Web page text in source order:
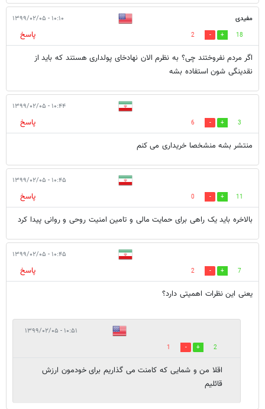
مفیدی ۱۰:۱۰ - ۱۳۹۹/۰۲/۰۵
18
2
پاسخ
اگر مردم نفروختند چی؟ به نظرم الان نهادخای پولداری هستند که باید از
نقدینگی شون استفاده بشه
۱۰:۴۴ - ۱۳۹۹/۰۲/۰۵
3
6
پاسخ
منتشر بشه منشخصا خریداری می کنم
۱۰:۴۵ - ۱۳۹۹/۰۲/۰۵
11
0
پاسخ
بالاخره باید یک راهی برای حمایت مالی و تامین امنیت روحی و روانی پیدا کرد
۱۰:۴۵ - ۱۳۹۹/۰۲/۰۵
7
2
پاسخ
یعنی این نظرات اهمیتی دارد؟
۱۰:۵۱ - ۱۳۹۹/۰۲/۰۵
2
1
اقلا من و شمایی که کامنت می گذاریم برای خودمون ارزش
قائلیم